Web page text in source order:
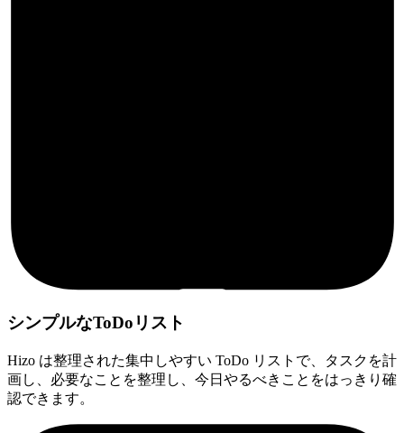
シンプルなToDoリスト
Hizo は整理された集中しやすい ToDo リストで、タスクを計
画し、必要なことを整理し、今日やるべきことをはっきり確
認できます。